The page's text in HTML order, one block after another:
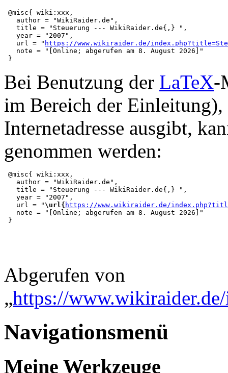
@misc{ wiki:xxx,
   author = "WikiRaider.de",
   title = "Steuerung --- WikiRaider.de{,} ",
   year = "2007",
   url = "
https://www.wikiraider.de/
   note = "[Online; abgerufen am 8. August 2026]"
Bei Benutzung der LaTeX-
im Bereich der Einleitung),
Internetadresse ausgibt,
genommen werden:
@misc{ wiki:xxx,
   author = "WikiRaider.de",
   title = "Steuerung --- WikiRaider.de{,} ",
   year = "2007",
   url = "
\url{ https://www.wikiraider.de/
   note = "[Online; abgerufen am 8. August 2026]"
Abgerufen von
„https://
Navigationsmenü
Meine Werkzeuge